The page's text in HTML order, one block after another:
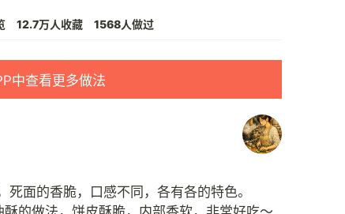
12.7万人收藏 1568人做过
中查看更多做法
面的香脆，口感不同，各有各的特色。